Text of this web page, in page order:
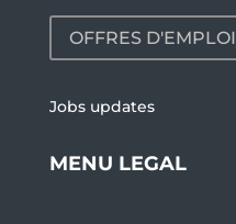
OFFRES D'EMPLOI
Jobs updates
MENU LEGAL